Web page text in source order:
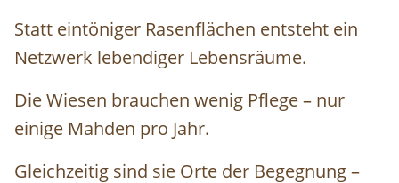
Statt eintöniger Rasenflächen entsteht ein
Netzwerk lebendiger Lebensräume.
Die Wiesen brauchen wenig Pflege – nur
einige Mahden pro Jahr.
Gleichzeitig sind sie Orte der Begegnung –